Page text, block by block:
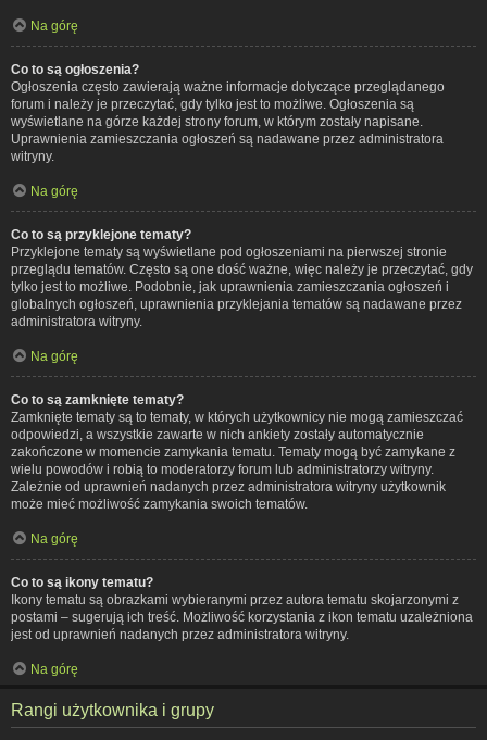
Na górę
Co to są ogłoszenia?
Ogłoszenia często zawierają ważne informacje dotyczące przeglądanego
forum i należy je przeczytać, gdy tylko jest to możliwe. Ogłoszenia są
wyświetlane na górze każdej strony forum, w którym zostały napisane.
Uprawnienia zamieszczania ogłoszeń są nadawane przez administratora
witryny.
Na górę
Co to są przyklejone tematy?
Przyklejone tematy są wyświetlane pod ogłoszeniami na pierwszej stronie
przeglądu tematów. Często są one dość ważne, więc należy je przeczytać, gdy
tylko jest to możliwe. Podobnie, jak uprawnienia zamieszczania ogłoszeń i
globalnych ogłoszeń, uprawnienia przyklejania tematów są nadawane przez
administratora witryny.
Na górę
Co to są zamknięte tematy?
Zamknięte tematy są to tematy, w których użytkownicy nie mogą zamieszczać
odpowiedzi, a wszystkie zawarte w nich ankiety zostały automatycznie
zakończone w momencie zamykania tematu. Tematy mogą być zamykane z
wielu powodów i robią to moderatorzy forum lub administratorzy witryny.
Zależnie od uprawnień nadanych przez administratora witryny użytkownik
może mieć możliwość zamykania swoich tematów.
Na górę
Co to są ikony tematu?
Ikony tematu są obrazkami wybieranymi przez autora tematu skojarzonymi z
postami – sugerują ich treść. Możliwość korzystania z ikon tematu uzależniona
jest od uprawnień nadanych przez administratora witryny.
Na górę
Rangi użytkownika i grupy